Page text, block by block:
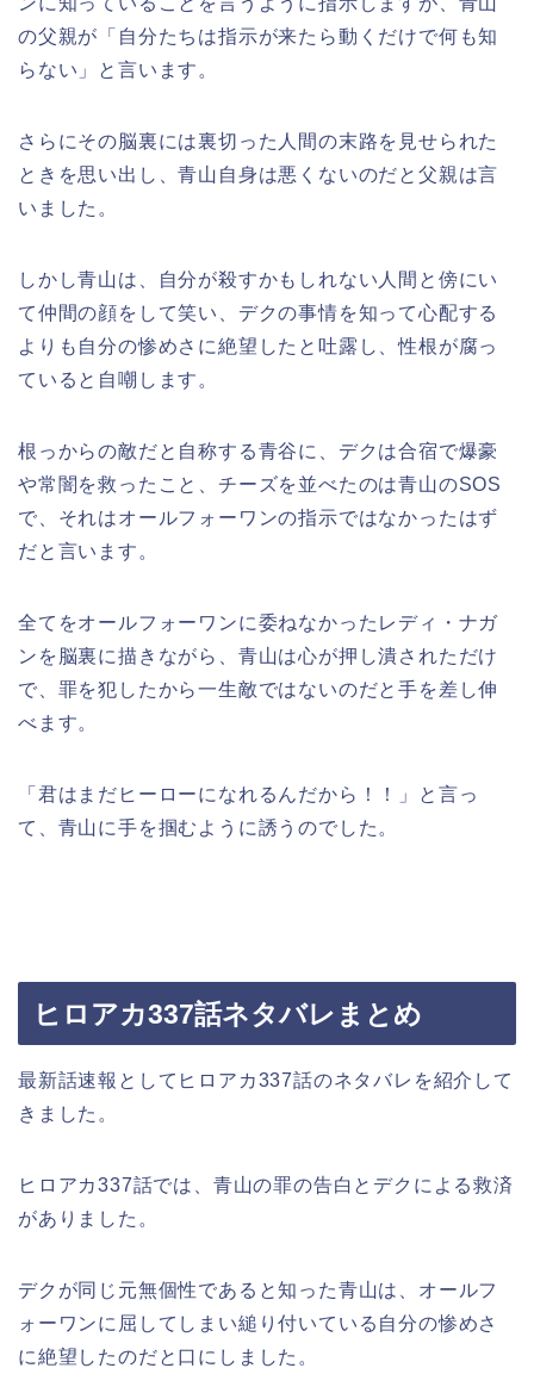
の父親が「自分たちは指示が来たら動くだけで何も知
らない」と言います。
さらにその脳裏には裏切った人間の末路を見せられた
ときを思い出し、青山自身は悪くないのだと父親は言
いました。
しかし青山は、自分が殺すかもしれない人間と傍にい
て仲間の顔をして笑い、デクの事情を知って心配する
よりも自分の惨めさに絶望したと吐露し、性根が腐っ
ていると自嘲します。
根っからの敵だと自称する青谷に、デクは合宿で爆豪
や常闇を救ったこと、チーズを並べたのは青山のSOS
で、それはオールフォーワンの指示ではなかったはず
だと言います。
全てをオールフォーワンに委ねなかったレディ・ナガ
ンを脳裏に描きながら、青山は心が押し潰されただけ
で、罪を犯したから一生敵ではないのだと手を差し伸
べます。
「君はまだヒーローになれるんだから！！」と言っ
て、青山に手を掴むように誘うのでした。
ヒロアカ337話ネタバレまとめ
最新話速報としてヒロアカ337話のネタバレを紹介して
きました。
ヒロアカ337話では、青山の罪の告白とデクによる救済
がありました。
デクが同じ元無個性であると知った青山は、オールフ
ォーワンに屈してしまい縋り付いている自分の惨めさ
に絶望したのだと口にしました。